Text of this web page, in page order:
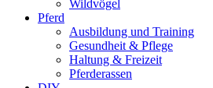
Wildvögel
Pferd
Ausbildung und Training
Gesundheit & Pflege
Haltung & Freizeit
Pferderassen